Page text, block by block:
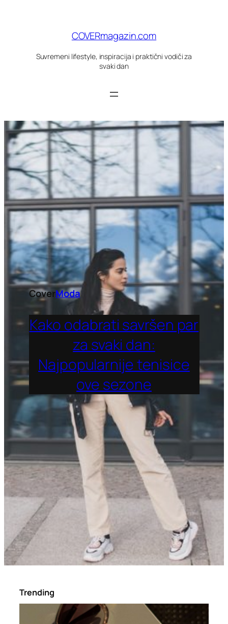
COVERmagazin.com
Suvremeni lifestyle, inspiracija i praktični vodiči za
svaki dan
CoverModa
Kako odabrati savršen par
za svaki dan:
Najpopularnije tenisice
ove sezone
Trending